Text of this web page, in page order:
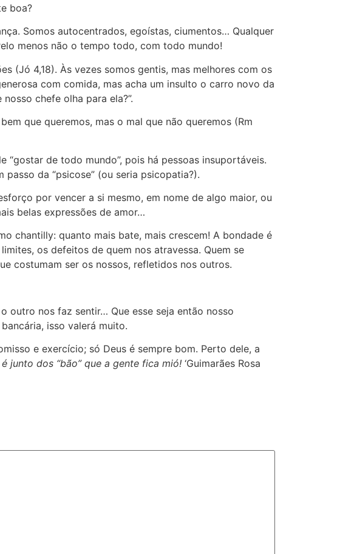
boa?
Somos autocentrados, egoístas, ciumentos… Qualquer
menos não o tempo todo, com todo mundo!
(Jó 4,18). Às vezes somos gentis, mas melhores com os
com comida, mas acha um insulto o carro novo da
chefe olha para ela?”.
que queremos, mas o mal que não queremos (Rm
de todo mundo”, pois há pessoas insuportáveis.
da “psicose” (ou seria psicopatia?).
por vencer a si mesmo, em nome de algo maior, ou
belas expressões de amor…
chantilly: quanto mais bate, mais crescem! A bondade é
os defeitos de quem nos atravessa. Quem se
costumam ser os nossos, refletidos nos outros.
outro nos faz sentir… Que esse seja então nosso
isso valerá muito.
e exercício; só Deus é sempre bom. Perto dele, a
junto dos “bão” que a gente fica mió! ‘Guimarães Rosa